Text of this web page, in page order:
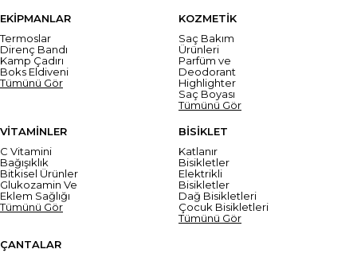
EKİPMANLAR
Termoslar
Direnç Bandı
Kamp Çadırı
Boks Eldiveni
Tümünü Gör
KOZMETİK
Saç Bakım
Ürünleri
Parfüm ve
Deodorant
Highlighter
Saç Boyası
Tümünü Gör
VİTAMİNLER
C Vitamini
Bağışıklık
Bitkisel Ürünler
Glukozamin Ve
Eklem Sağlığı
Tümünü Gör
BİSİKLET
Katlanır
Bisikletler
Elektrikli
Bisikletler
Dağ Bisikletleri
Çocuk Bisikletleri
Tümünü Gör
ÇANTALAR